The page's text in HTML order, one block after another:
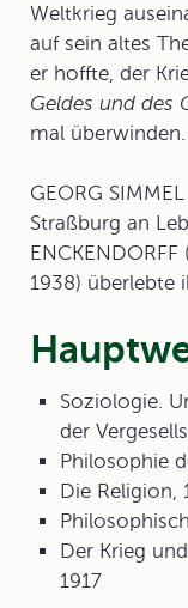
Weltkrieg
auf sein altes
er hoffte, der
Geldes und des
mal überwinden.
GEORG
Straßburg an
1938) überlebte
Soziologie.
der
Philosophie
Die Religion,
Der Krieg
1917